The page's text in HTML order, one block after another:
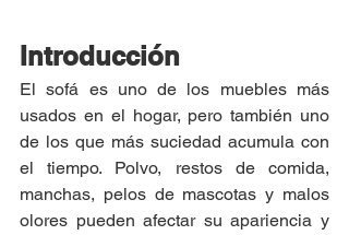
Introducción
El sofá es uno de los muebles más
usados en el hogar, pero también uno
de los que más suciedad acumula con
el tiempo. Polvo, restos de comida,
manchas, pelos de mascotas y malos
olores pueden afectar su apariencia y